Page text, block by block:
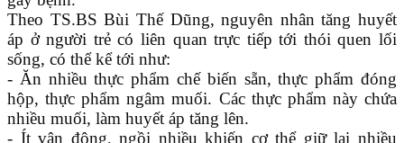
Theo TS.BS Bùi Thế Dũng, nguyên nhân tăng huyết
áp ở người trẻ có liên quan trực tiếp tới thói quen lối
sống, có thể kể tới như:
- Ăn nhiều thực phẩm chế biến sẵn, thực phẩm đóng
hộp, thực phẩm ngâm muối. Các thực phẩm này chứa
nhiều muối, làm huyết áp tăng lên.
- Ít vận động, ngồi nhiều khiến cơ thể giữ lại nhiều